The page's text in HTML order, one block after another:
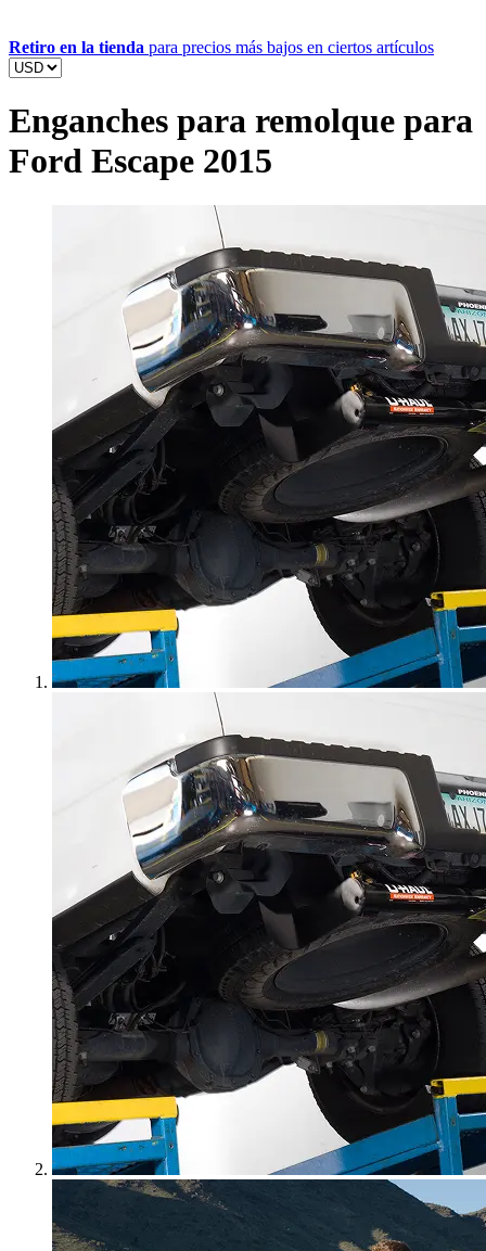
Retiro en la tienda para precios más bajos en ciertos artículos
Enganches para remolque para
Ford Escape 2015